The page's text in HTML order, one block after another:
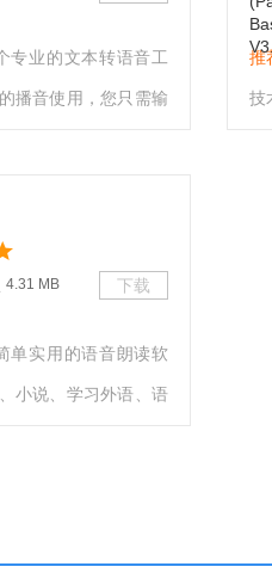
专业的文本转语音工
播音使用，您只需输
推
技
4.31 MB
下载
单实用的语音朗读软
小说、学习外语、语